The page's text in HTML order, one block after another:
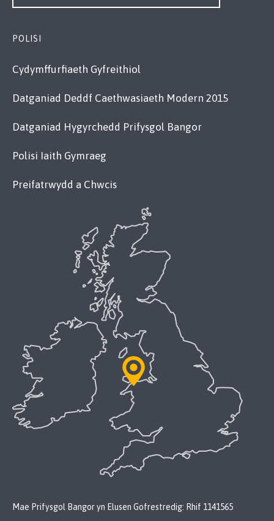
POLISI
Cydymffurfiaeth Gyfreithiol
Datganiad Deddf Caethwasiaeth Modern 2015
Datganiad Hygyrchedd Prifysgol Bangor
Polisi Iaith Gymraeg
Preifatrwydd a Chwcis
Mae Prifysgol Bangor yn Elusen Gofrestredig: Rhif 1141565